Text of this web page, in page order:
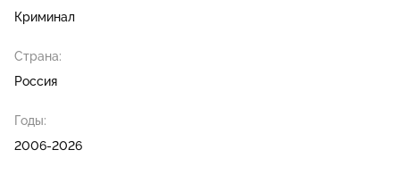
Криминал
Страна:
Россия
Годы:
2006-2026